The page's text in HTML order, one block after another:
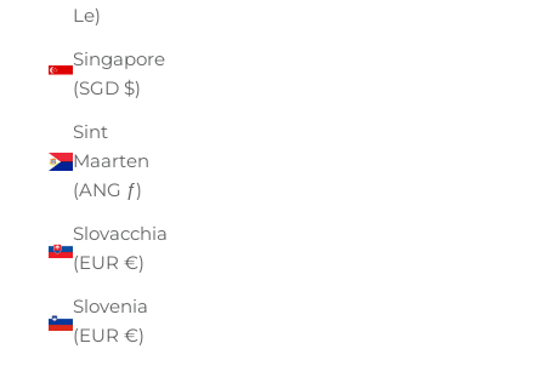
Le)
Singapore
(SGD $)
Sint
Maarten
(ANG ƒ)
Slovacchia
(EUR €)
Slovenia
(EUR €)